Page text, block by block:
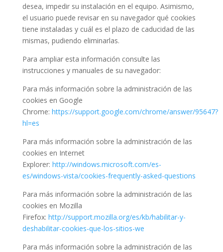
desea, impedir su instalación en el equipo. Asimismo,
el usuario puede revisar en su navegador qué cookies
tiene instaladas y cuál es el plazo de caducidad de las
mismas, pudiendo eliminarlas.
Para ampliar esta información consulte las
instrucciones y manuales de su navegador:
Para más información sobre la administración de las
cookies en Google
Chrome: https://support.google.com/chrome/answer/95647?
hl=es
Para más información sobre la administración de las
cookies en Internet
Explorer: http://windows.microsoft.com/es-
es/windows-vista/cookies-frequently-asked-questions
Para más información sobre la administración de las
cookies en Mozilla
Firefox: http://support.mozilla.org/es/kb/habilitar-y-
deshabilitar-cookies-que-los-sitios-we
Para más información sobre la administración de las